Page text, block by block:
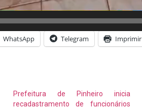
WhatsApp Telegram Imprimir
Prefeitura de Pinheiro inicia
recadastramento de funcionários